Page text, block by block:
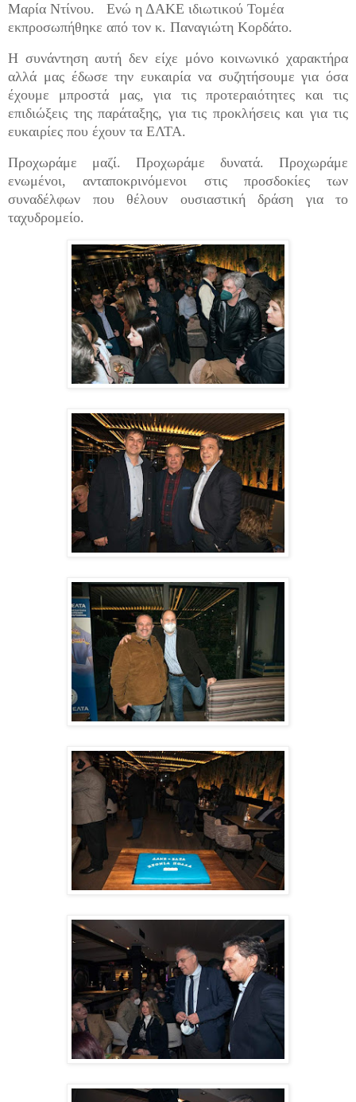
Μαρία Ντίνου. Ενώ η ΔΑΚΕ ιδιωτικού Τομέα
εκπροσωπήθηκε από τον κ. Παναγιώτη Κορδάτο.
Η συνάντηση αυτή δεν είχε μόνο κοινωνικό χαρακτήρα
αλλά μας έδωσε την ευκαιρία να συζητήσουμε για όσα
έχουμε μπροστά μας, για τις προτεραιότητες και τις
επιδιώξεις της παράταξης, για τις προκλήσεις και για τις
ευκαιρίες που έχουν τα ΕΛΤΑ.
Προχωράμε μαζί. Προχωράμε δυνατά. Προχωράμε
ενωμένοι, ανταποκρινόμενοι στις προσδοκίες των
συναδέλφων που θέλουν ουσιαστική δράση για το
ταχυδρομείο.